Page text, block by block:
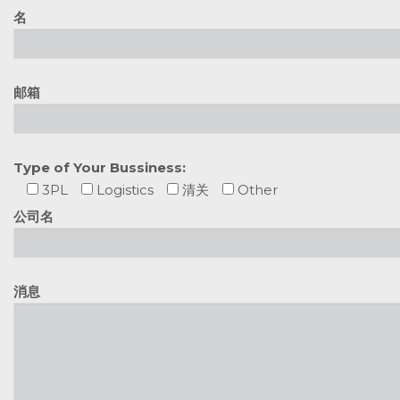
名
邮箱
Type of Your Bussiness:
3PL
Logistics 清关
Other
公司名
消息
(64) 09 9625688
info@nalexpress.com
Warehouse: Mon -Sun, 9:30am - 6:00pm